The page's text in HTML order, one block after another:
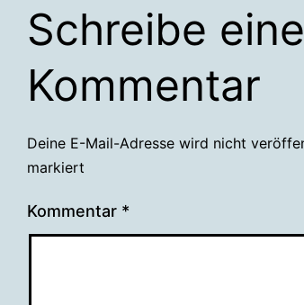
Schreibe
Kommentar
Deine E-Mail-Adresse wird nicht
markiert
Kommentar *